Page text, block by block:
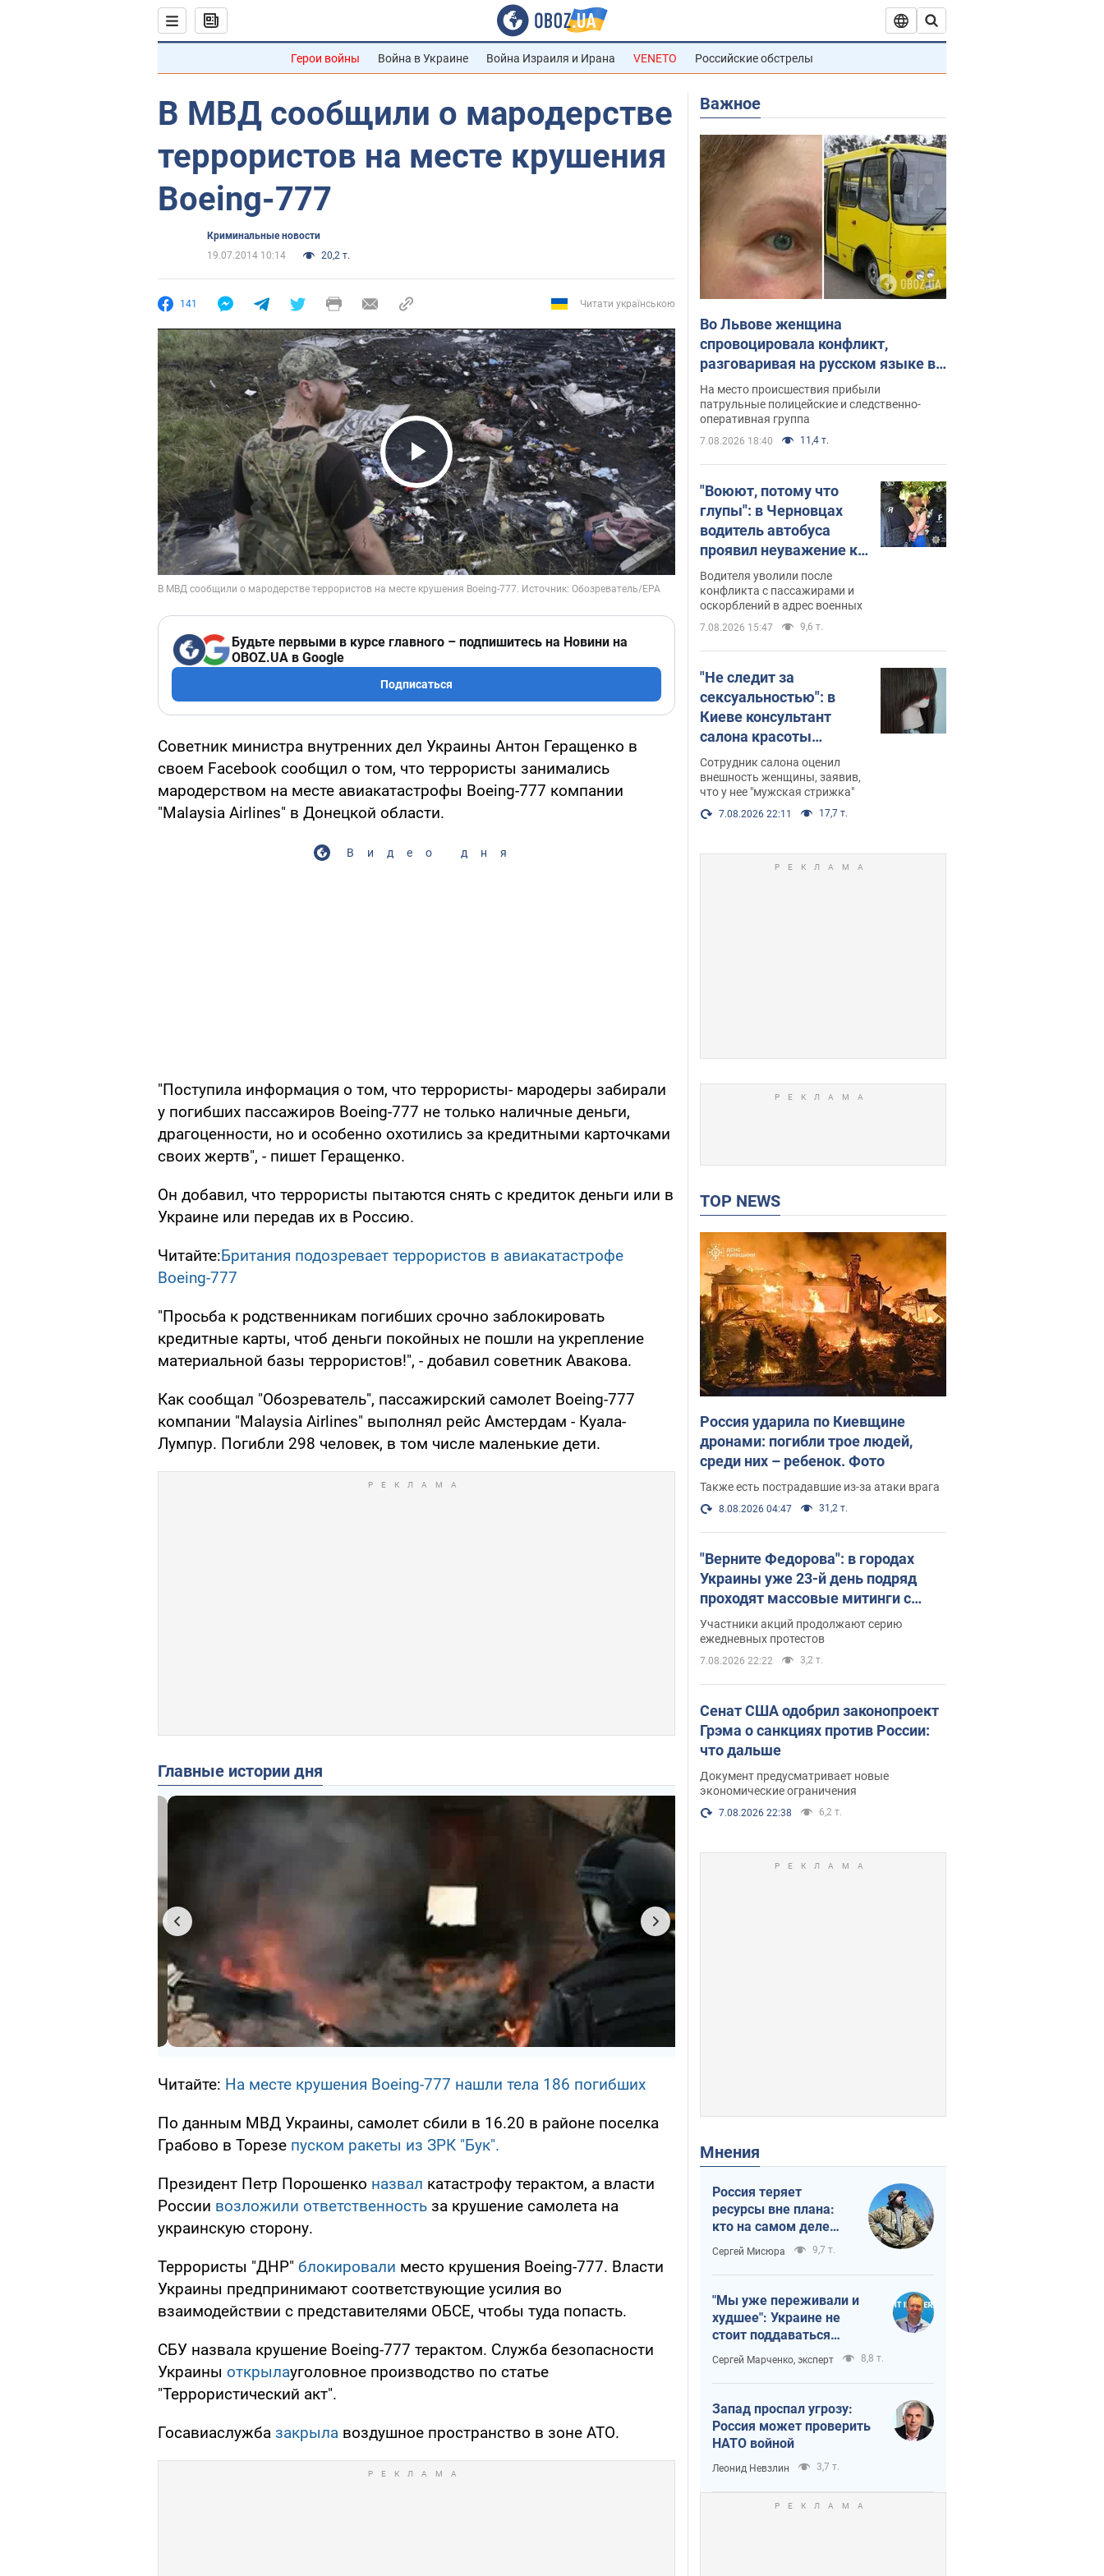
Герои войны Война в Украине Война Израиля и Ирана VENETO Российские обстрелы
В МВД сообщили о мародерстве
террористов на месте крушения
Boeing-777
Криминальные новости
19.07.2014 10:14
20,2 т.
141 Читати українською
Play Video
Будьте первыми в курсе главного – подпишитесь на Новини на
OBOZ.UA в Google
Подписаться
Советник министра внутренних дел Украины Антон Геращенко в
своем Facebook сообщил о том, что террористы занимались
мародерством на месте авиакатастрофы Boeing-777 компании
"Malaysia Airlines" в Донецкой области.
Видео дня
"Поступила информация о том, что террористы- мародеры забирали
у погибших пассажиров Boeing-777 не только наличные деньги,
драгоценности, но и особенно охотились за кредитными карточками
своих жертв", - пишет Геращенко.
Он добавил, что террористы пытаются снять с кредиток деньги или в
Украине или передав их в Россию.
Читайте:Британия подозревает террористов в авиакатастрофе
Boeing-777
"Просьба к родственникам погибших срочно заблокировать
кредитные карты, чтоб деньги покойных не пошли на укрепление
материальной базы террористов!", - добавил советник Авакова.
Как сообщал "Обозреватель", пассажирский самолет Boeing-777
компании "Malaysia Airlines" выполнял рейс Амстердам - Куала-
Лумпур. Погибли 298 человек, в том числе маленькие дети.
Главные истории дня
Читайте: На месте крушения Boeing-777 нашли тела 186 погибших
По данным МВД Украины, самолет сбили в 16.20 в районе поселка
Грабово в Торезе пуском ракеты из ЗРК "Бук".
Президент Петр Порошенко назвал катастрофу терактом, а власти
России возложили ответственность за крушение самолета на
украинскую сторону.
Террористы "ДНР" блокировали место крушения Boeing-777. Власти
Украины предпринимают соответствующие усилия во
взаимодействии с представителями ОБСЕ, чтобы туда попасть.
СБУ назвала крушение Boeing-777 терактом. Служба безопасности
Украины открылауголовное производство по статье
"Террористический акт".
Госавиаслужба закрыла воздушное пространство в зоне АТО.
Важное
Во Львове женщина
спровоцировала конфликт,
разговаривая на русском языке в
маршрутке: полиция составила
административный протокол.
Видео
На место происшествия прибыли
патрульные полицейские и следственно-
оперативная группа
7.08.2026 18:40 11,4 т.
"Воюют, потому что
глупы": в Черновцах
водитель автобуса
проявил неуважение к
украинским военным и
поплатился за это.
Видео
Водителя уволили после
конфликта с пассажирами и
оскорблений в адрес военных
7.08.2026 15:47 9,6 т.
"Не следит за
сексуальностью": в
Киеве консультант
салона красоты
оскорбил женщину
после химиотерапии,
разгорелся скандал.
Фото
Сотрудник салона оценил
внешность женщины, заявив,
что у нее "мужская стрижка"
7.08.2026 22:11 17,7 т.
TOP NEWS
Россия ударила по Киевщине
дронами: погибли трое людей,
среди них – ребенок. Фото
Также есть пострадавшие из-за атаки врага
8.08.2026 04:47 31,2 т.
"Верните Федорова": в городах
Украины уже 23-й день подряд
проходят массовые митинги с
плакатами. Фото и видео
Участники акций продолжают серию
ежедневных протестов
7.08.2026 22:22 3,2 т.
Сенат США одобрил законопроект
Грэма о санкциях против России:
что дальше
Документ предусматривает новые
экономические ограничения
7.08.2026 22:38 6,2 т.
Мнения
Россия теряет
ресурсы вне плана:
кто на самом деле
диктует темп войны
Сергей Мисюра 9,7 т.
"Мы уже переживали и
худшее": Украине не
стоит поддаваться
отчаянию из-за
ракетного террора
Сергей Марченко, эксперт 8,8 т.
Запад проспал угрозу:
Россия может проверить
НАТО войной
Леонид Невзлин 3,7 т.